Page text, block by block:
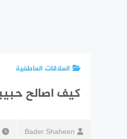
العلاقات العاطفية
كيف اصالح حبيبي وهو بعيد
Bader Shaheen